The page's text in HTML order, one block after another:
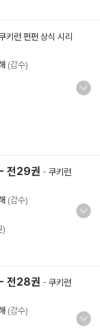
키런 펀펀 상식 시리
(감수)
전29권 - 쿠키런
(감수)
)
전28권 - 쿠키런
(감수)